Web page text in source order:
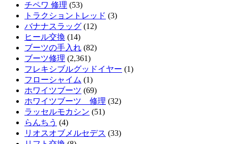
チペワ 修理 (53)
トラクショントレッド (3)
バナナスラッグ (12)
ヒール交換 (14)
ブーツの手入れ (82)
ブーツ修理 (2,361)
フレキシブルグッドイヤー (1)
フローシャイム (1)
ホワイツブーツ (69)
ホワイツブーツ 修理 (32)
ラッセルモカシン (51)
らんちう (4)
リオスオブメルセデス (33)